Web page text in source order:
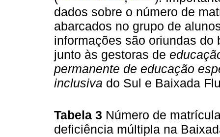
dados sobre o número de
abarcados no grupo de
informações são oriundas
junto às gestoras de
permanente de educação
inclusiva do Sul e Baixada
Tabela 3 Número de
deficiência múltipla na